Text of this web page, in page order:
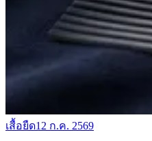
เสื้อยืด12 ก.ค. 2569